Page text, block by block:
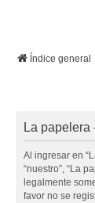
Índice general
La papelera
Al ingresar en
“nuestro”, “La
legalmente
favor no se